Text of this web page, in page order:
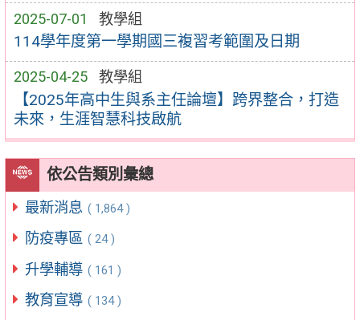
2025-07-01 教學組
114學年度第一學期國三複習考範圍及日期
2025-04-25 教學組
【2025年高中生與系主任論壇】跨界整合，打造
未來，生涯智慧科技啟航
依公告類別彙總
最新消息 ( 1,864 )
防疫專區 ( 24 )
升學輔導 ( 161 )
教育宣導 ( 134 )